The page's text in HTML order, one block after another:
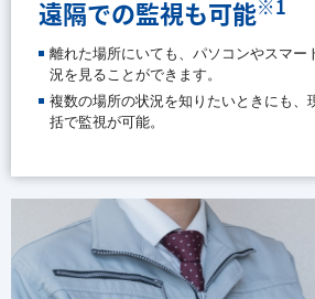
遠隔での監視も可能※1
離れた場所にいても、パソコンやスマー
況を見ることができます。
複数の場所の状況を知りたいときにも、
括で監視が可能。